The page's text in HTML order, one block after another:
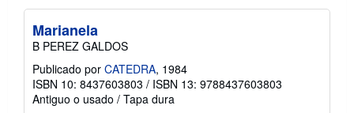
Marianela
B PEREZ GALDOS
Publicado por CATEDRA, 1984
ISBN 10: 8437603803 / ISBN 13: 9788437603803
Antiguo o usado / Tapa dura